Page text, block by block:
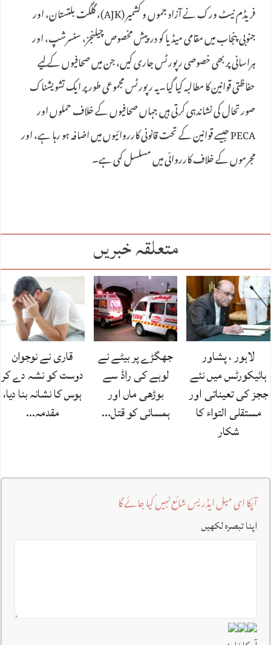
فریڈم نیٹ ورک نے آزاد جموں و کشمیر (AJK)، گلگت بلتستان، اور
جنوبی پنجاب میں مقامی میڈیا کو درپیش مخصوص چیلنجز، سنسرشپ، اور
ہراسانی پر بھی خصوصی رپورٹس جاری کیں، جن میں صحافیوں کے لیے
حفاظتی قوانین کا مطالبہ کیا گیا۔یہ رپورٹس مجموعی طور پر ایک تشویشناک
صورتحال کی نشاندہی کرتی ہیں جہاں صحافیوں کے خلاف حملوں اور
PECA جیسے قوانین کے تحت قانونی کارروائیوں میں اضافہ ہو رہا ہے، اور
مجرموں کے خلاف کارروائی میں مسلسل کمی ہے۔
متعلقہ خبریں
لاہور ، پشاور
ہائیکورٹس میں نئے
ججز کی تعیناتی اور
مستقلی التواء کا
شکار
جھگڑے پر بیٹے نے
لوہے کی راڈ سے
بوڑھی ماں اور
ہمسائی کو قتل…
قاری نے نوجوان
دوست کو نشہ دے کر
ہوس کا نشانہ بنا دیا،
مقدمہ…
آپکا ای میل ایڈریس شائع نہیں کیا جائے گا
اپنا تبصرہ لکھیں